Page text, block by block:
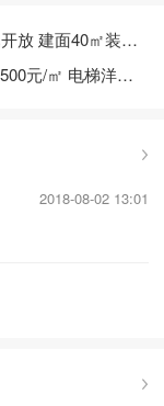
新品:世茂悦海|海&sup2;样板间已开放 建面40㎡装修公寓首付25万起临地铁
姜山新城品烁华郡准现铺均价约7500元/㎡ 电梯洋房将推首付约15万起
2018-08-02 13:01